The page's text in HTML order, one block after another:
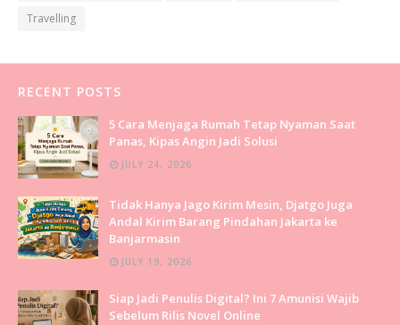
Travelling
RECENT POSTS
5 Cara Menjaga Rumah Tetap Nyaman Saat
Panas, Kipas Angin Jadi Solusi
JULY 24, 2026
Tidak Hanya Jago Kirim Mesin, Djatgo Juga
Andal Kirim Barang Pindahan Jakarta ke
Banjarmasin
JULY 19, 2026
Siap Jadi Penulis Digital? Ini 7 Amunisi Wajib
Sebelum Rilis Novel Online